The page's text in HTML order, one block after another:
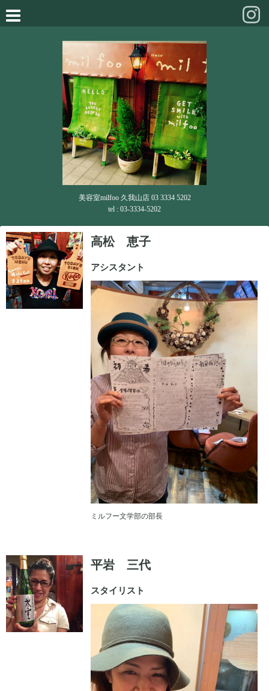
美容室milfoo 久我山店 03 3334 5202
tel : 03-3334-5202
高松 恵子
アシスタント
ミルフー文学部の部長
平岩 三代
スタイリスト